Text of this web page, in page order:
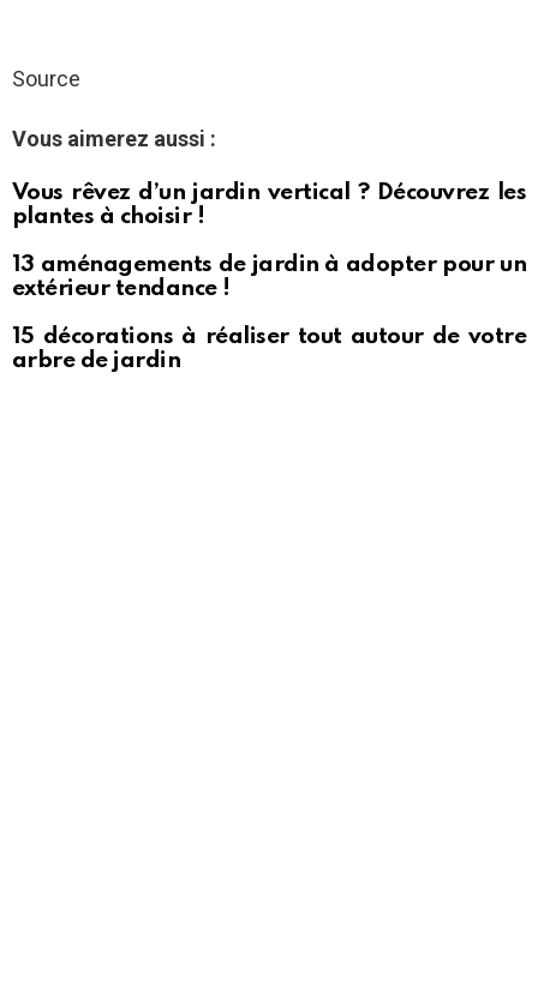
Source
Vous aimerez aussi :
Vous rêvez d’un jardin vertical ? Découvrez les
plantes à choisir !
13 aménagements de jardin à adopter pour un
extérieur tendance !
15 décorations à réaliser tout autour de votre
arbre de jardin